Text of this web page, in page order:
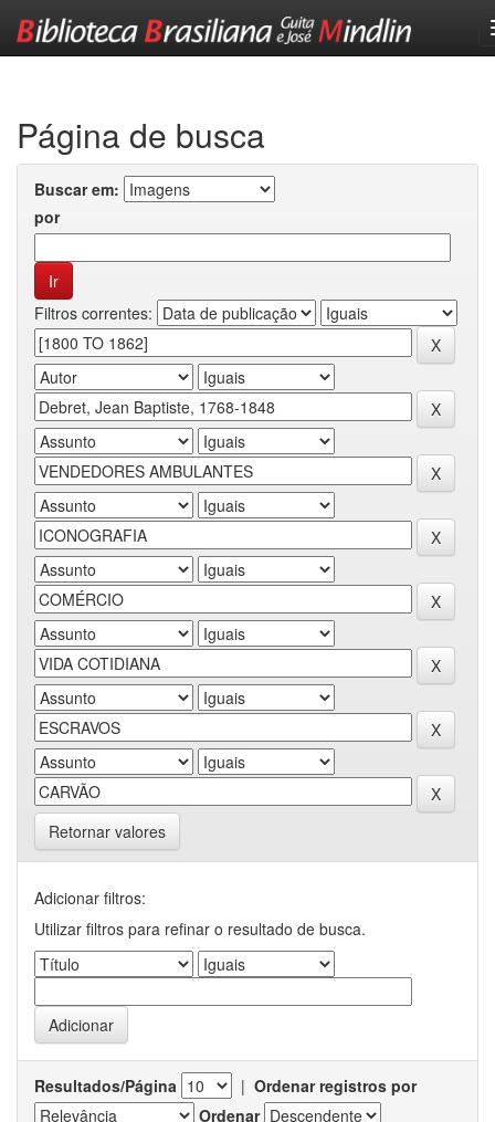
Página de busca
Buscar em:
por
Filtros correntes:
Retornar valores
Adicionar filtros:
Utilizar filtros para refinar o resultado de busca.
Resultados/Página | Ordenar registros por
Ordenar